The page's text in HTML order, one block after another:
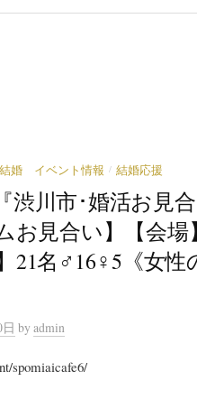
結婚 イベント情報 / 結婚応援
渋川市･婚活お見
お見合い】【会場
21名♂16♀5《女
by admin
spomiaicafe6/